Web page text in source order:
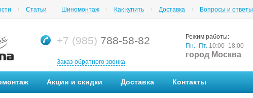
Статьи Шиномонтаж Как купить Доставка Вопросы и ответы
+7 (985) 788-58-82
Заказ обратного звонка
Режим работы:
Пн.–Пт. 10:00–18:00
город Москва
Акции и скидки Доставка Контакты